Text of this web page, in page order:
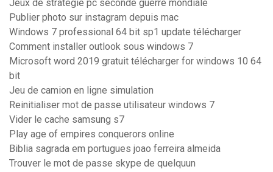
Jeux de strategie pc seconde guerre mondiale
Publier photo sur instagram depuis mac
Windows 7 professional 64 bit sp1 update télécharger
Comment installer outlook sous windows 7
Microsoft word 2019 gratuit télécharger for windows 10 64
bit
Jeu de camion en ligne simulation
Reinitialiser mot de passe utilisateur windows 7
Vider le cache samsung s7
Play age of empires conquerors online
Biblia sagrada em portugues joao ferreira almeida
Trouver le mot de passe skype de quelquun